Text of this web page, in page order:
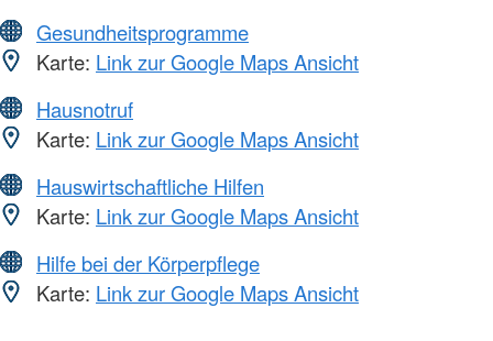
Gesundheitsprogramme
Karte: Link zur Google Maps Ansicht
Hausnotruf
Karte: Link zur Google Maps Ansicht
Hauswirtschaftliche Hilfen
Karte: Link zur Google Maps Ansicht
Hilfe bei der Körperpflege
Karte: Link zur Google Maps Ansicht